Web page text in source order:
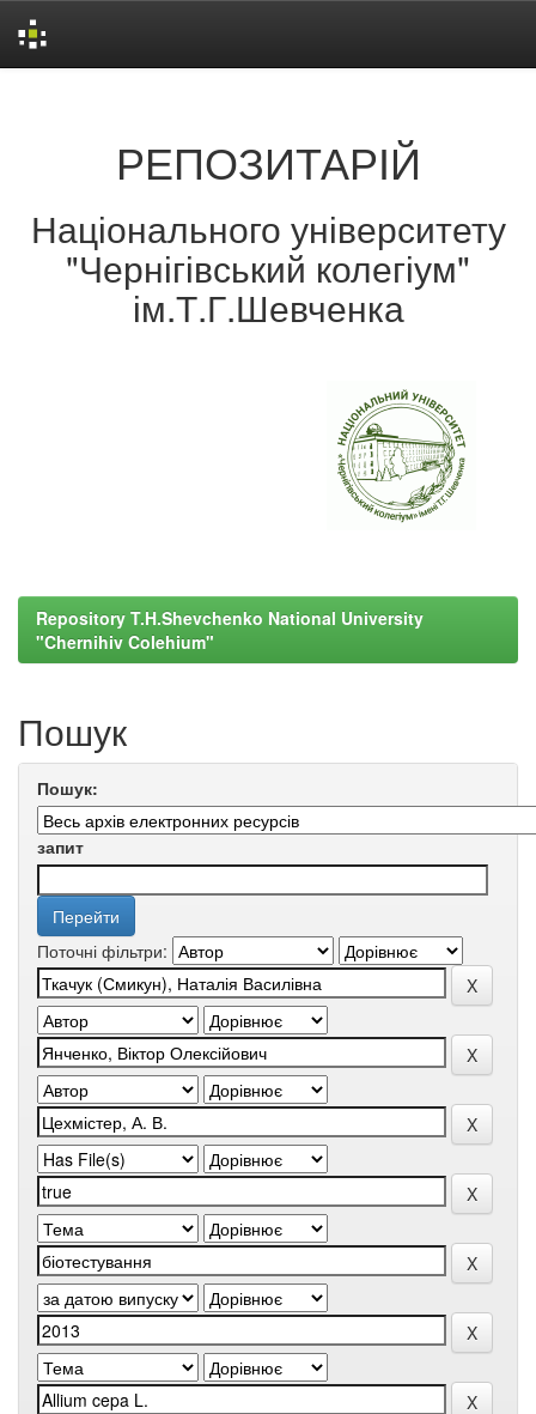
РЕПОЗИТАРІЙ
Національного університету
"Чернігівський колегіум"
ім.Т.Г.Шевченка
Repository T.H.Shevchenko National University
"Chernihiv Colehium"
Пошук
Пошук:
запит
Поточні фільтри: